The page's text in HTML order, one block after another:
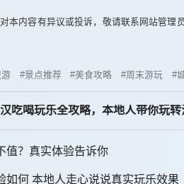
本内容有异议或投诉，敬请联系网站管理
景点推荐 美食攻略 周末游玩
吃喝玩乐全攻略，本地人带你玩转
值？真实体验告诉你
如何 本地人走心说说真实玩乐效果